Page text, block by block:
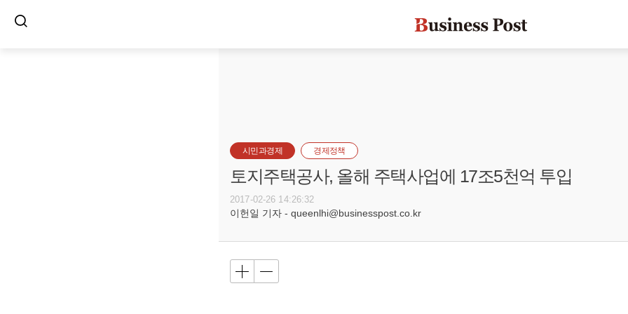
시민과경제 경제정책
토지주택공사, 올해 주택사업에 17조5천억 투입
2017-02-26 14:26:32
이헌일 기자 - queenlhi@businesspost.co.kr